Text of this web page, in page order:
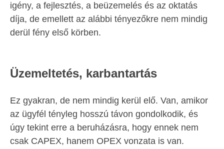
igény, a fejlesztés, a beüzemelés és az oktatás
díja, de emellett az alábbi tényezőkre nem mindig
derül fény első körben.
Üzemeltetés, karbantartás
Ez gyakran, de nem mindig kerül elő. Van, amikor
az ügyfél tényleg hosszú távon gondolkodik, és
úgy tekint erre a beruházásra, hogy ennek nem
csak CAPEX, hanem OPEX vonzata is van.